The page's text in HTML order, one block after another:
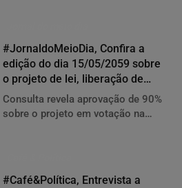
#JornaldoMeioDia, Confira a
edição do dia 15/05/2059 sobre
o projeto de lei, liberação de
recursos e muito mais.
Consulta revela aprovação de 90%
sobre o projeto em votação na
#Café&Política, Entrevista a